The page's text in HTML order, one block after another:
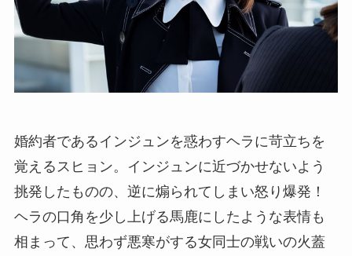
婚約者であるインジュンを惑わすヘラに苛立ちを
覚えるスヒョン。インジュンに近づかせないよう
挑発したものの、逆に煽られてしまい怒り爆発！
ヘラの口角を少し上げる馬鹿にしたような表情も
相まって、思わず悪寒がする女同士の戦いの火蓋